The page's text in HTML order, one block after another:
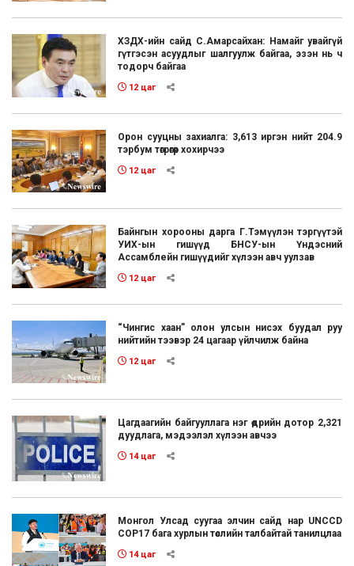
ХЗДХ-ийн сайд С.Амарсайхан: Намайг увайгүй
гүтгэсэн асуудлыг шалгуулж байгаа, эзэн нь ч
тодорч байгаа
12 цаг
Орон сууцны захиалга: 3,613 иргэн нийт 204.9
тэрбум төгрөгөөр хохирчээ
12 цаг
Байнгын хорооны дарга Г.Тэмүүлэн тэргүүтэй
УИХ-ын гишүүд БНСУ-ын Үндэсний
Ассамблейн гишүүдийг хүлээн авч уулзав
12 цаг
“Чингис хаан” олон улсын нисэх буудал руу
нийтийн тээвэр 24 цагаар үйлчилж байна
12 цаг
Цагдаагийн байгууллага нэг өдрийн дотор 2,321
дуудлага, мэдээлэл хүлээн авчээ
14 цаг
Монгол Улсад суугаа элчин сайд нар UNCCD
COP17 бага хурлын төслийн талбайтай танилцлаа
14 цаг